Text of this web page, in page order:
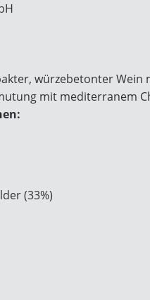
würzebetonter
mit mediterranem
(33%)